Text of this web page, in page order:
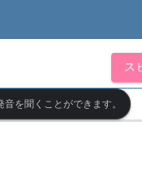
ス
を聞くことができます。